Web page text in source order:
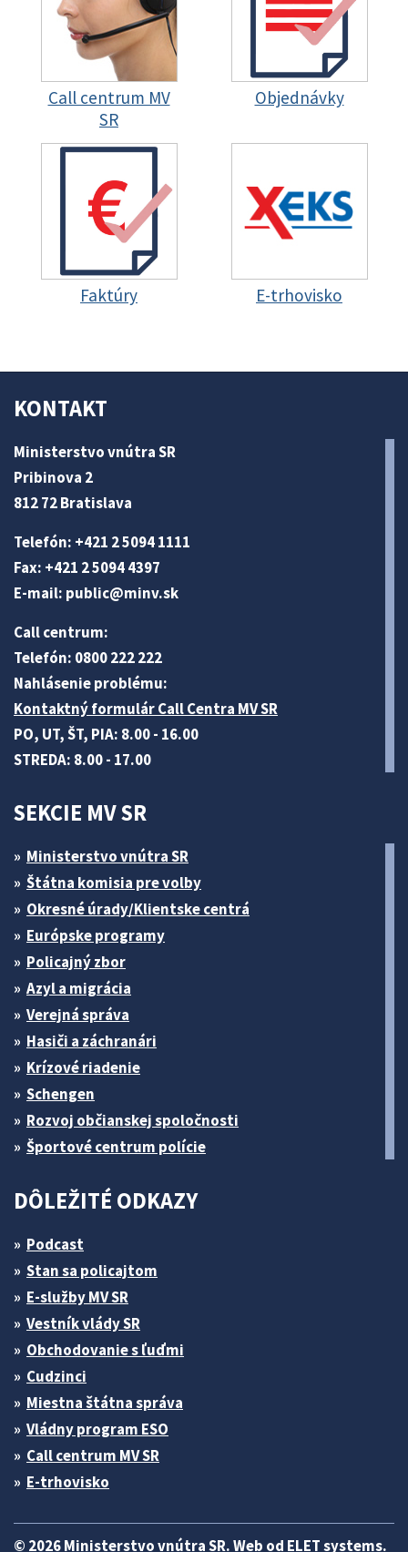
Call centrum MV
SR
Objednávky
Faktúry E-trhovisko
KONTAKT
Ministerstvo vnútra SR
Pribinova 2
812 72 Bratislava
Telefón: +421 2 5094 1111
Fax: +421 2 5094 4397
E-mail: public@minv.sk
Call centrum:
Telefón: 0800 222 222
Nahlásenie problému:
Kontaktný formulár Call Centra MV SR
PO, UT, ŠT, PIA: 8.00 - 16.00
STREDA: 8.00 - 17.00
SEKCIE MV SR
Ministerstvo vnútra SR
Štátna komisia pre volby
Okresné úrady/Klientske centrá
Európske programy
Policajný zbor
Azyl a migrácia
Verejná správa
Hasiči a záchranári
Krízové riadenie
Schengen
Rozvoj občianskej spoločnosti
Športové centrum polície
DÔLEŽITÉ ODKAZY
Podcast
Stan sa policajtom
E-služby MV SR
Vestník vlády SR
Obchodovanie s ľuďmi
Cudzinci
Miestna štátna správa
Vládny program ESO
Call centrum MV SR
E-trhovisko
© 2026 Ministerstvo vnútra SR. Web od ELET systems.